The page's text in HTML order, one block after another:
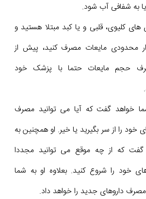
به شفافى آب شود.
هاى کلیوی، قلبى و یا کبد مبتلا هستید و
محدودى مایعات مصرف کنید، پیش از
حجم مایعات حتما با پزشک خود
خواهد گفت که آیا مى توانید مصرف
خود را از سر بگیرید یا خیر. او همچنین به
که از چه موقع می توانید مجددا
خود را شروع کنید. بعلاوه او به شما
داروهای جدید را خواهد داد.